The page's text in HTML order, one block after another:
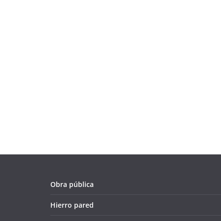
Obra pública
Hierro pared